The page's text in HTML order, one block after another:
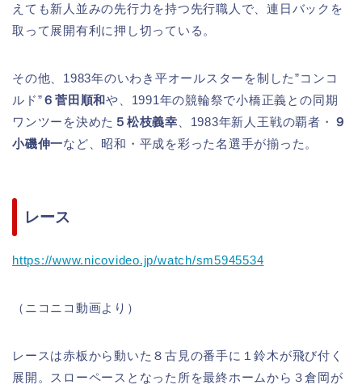
えても新人並みの先行力を持つ先行職人で、連日バックを
取って展開有利に押し切っている。
その他、1983年のいわき平オールスターを制した”コンコ
ルド”６菅田順和や、1991年の競輪祭で小橋正義との同期
ワンツーを決めた ５松枝義幸 、1983年新人王戦の覇者・ ９
小磯伸一など、昭和・平成を彩った名選手が揃った。
レース
https://www.nicovideo.jp/watch/sm5945534
（ニコニコ動画より）
レースは赤板から動いた８古見の番手に１鈴木が飛び付く
展開。スローペースとなった所を最終ホームから３倉岡が